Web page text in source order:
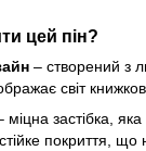
цей пін?
– створений з
світ
міцна застібка,
покриття, що